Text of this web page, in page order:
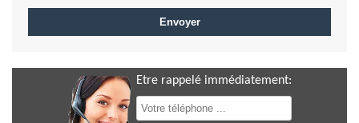
Etre rappelé immédiatement: